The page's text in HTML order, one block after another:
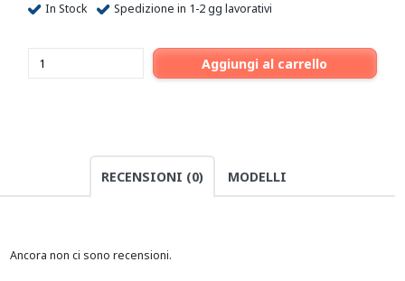
In Stock Spedizione in 1-2 gg lavorativi
Aggiungi al carrello
RECENSIONI (0) MODELLI
Ancora non ci sono recensioni.